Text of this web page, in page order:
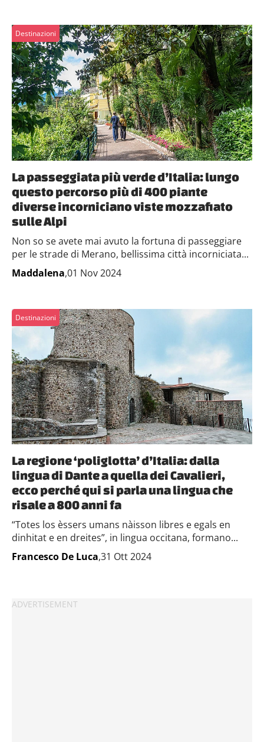
Destinazioni
La passeggiata più verde d’Italia: lungo
questo percorso più di 400 piante
diverse incorniciano viste mozzafiato
sulle Alpi
Non so se avete mai avuto la fortuna di passeggiare
per le strade di Merano, bellissima città incorniciata...
Maddalena,01 Nov 2024
Destinazioni
La regione ‘poliglotta’ d’Italia: dalla
lingua di Dante a quella dei Cavalieri,
ecco perché qui si parla una lingua che
risale a 800 anni fa
“Totes los èssers umans nàisson libres e egals en
dinhitat e en dreites”, in lingua occitana, formano...
Francesco De Luca,31 Ott 2024